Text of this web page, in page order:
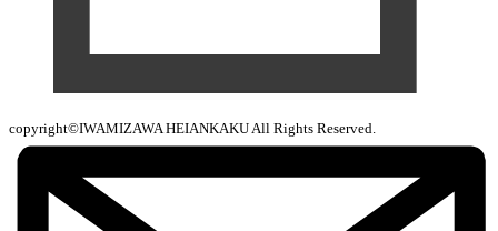
copyright©IWAMIZAWA HEIANKAKU All Rights Reserved.